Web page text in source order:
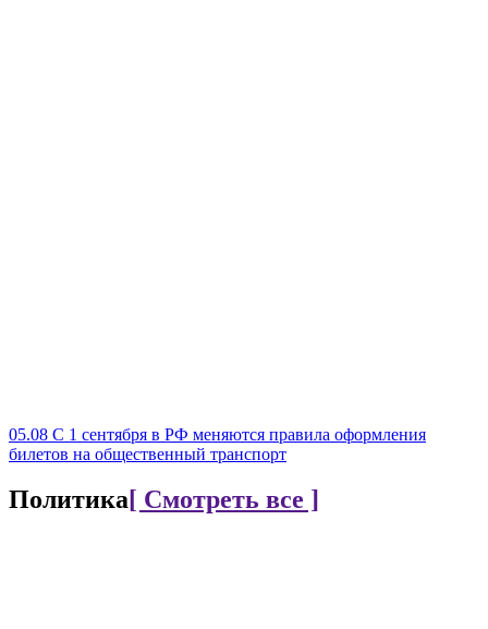
05.08 С 1 сентября в РФ меняются правила оформления
билетов на общественный транспорт
Политика[ Смотреть все ]